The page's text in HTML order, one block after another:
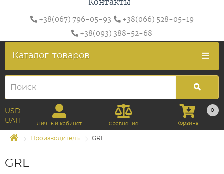
Контакты
+38(067) 796-05-93
+38(066) 528-05-19
+38(093) 388-52-68
Каталог товаров
USD
UAH
Личный кабинет Сравнение
0
Корзина
Производитель GRL
GRL